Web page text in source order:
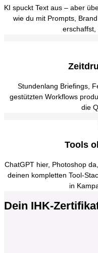
KI spuckt Text aus – aber
wie du mit Prompts,
erschaffst,
Stundenlang Briefings,
gestützten Workflows
die
Tools
ChatGPT hier, Photoshop
deinen kompletten Tool-
in
Dein IHK-